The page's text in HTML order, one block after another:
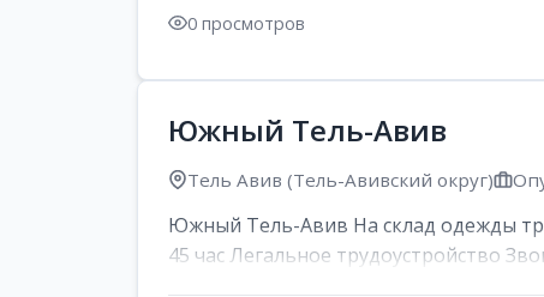
0 просмотров
Южный Тель-Авив
Тель Авив (Тель-Авивский округ)
Южный Тель-Авив На склад одежды
45 час Легальное трудоустройство